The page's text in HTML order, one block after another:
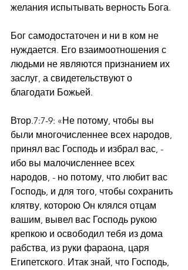
желания испытывать верность Бога.
Бог самодостаточен и ни в ком не
нуждается. Его взаимоотношения с
людьми не являются признанием их
заслуг, а свидетельствуют о
благодати Божьей.
Втор.7:7-9: «Не потому, чтобы вы
были многочисленнее всех народов,
принял вас Господь и избрал вас, -
ибо вы малочисленнее всех
народов, - но потому, что любит вас
Господь, и для того, чтобы сохранить
клятву, которою Он клялся отцам
вашим, вывел вас Господь рукою
крепкою и освободил тебя из дома
рабства, из руки фараона, царя
Египетского. Итак знай, что Господь,